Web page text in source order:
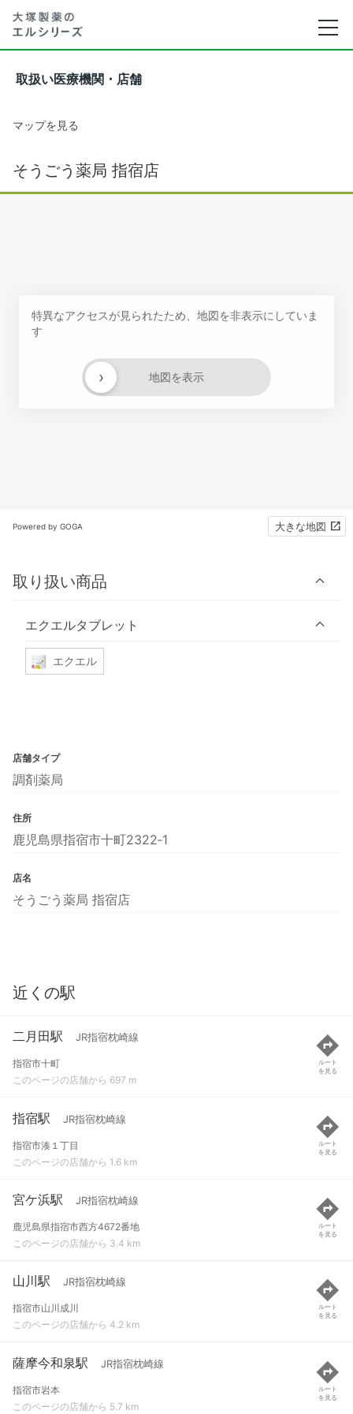
取扱い医療機関・店舗
マップを見る
そうごう薬局 指宿店
特異なアクセスが見られたため、地図を非表示にしていま
す
地図を表示
›
Powered by GOGA 大きな地図
取り扱い商品
エクエルタブレット
エクエル
店舗タイプ
調剤薬局
住所
鹿児島県指宿市十町2322‐1
店名
そうごう薬局 指宿店
近くの駅
二月田駅 JR指宿枕崎線
指宿市十町
このページの店舗から 697 m
ルート
を見る
指宿駅 JR指宿枕崎線
指宿市湊１丁目
このページの店舗から 1.6 km
ルート
を見る
宮ケ浜駅 JR指宿枕崎線
鹿児島県指宿市西方4672番地
このページの店舗から 3.4 km
ルート
を見る
山川駅 JR指宿枕崎線
指宿市山川成川
このページの店舗から 4.2 km
ルート
を見る
薩摩今和泉駅 JR指宿枕崎線
指宿市岩本
このページの店舗から 5.7 km
ルート
を見る